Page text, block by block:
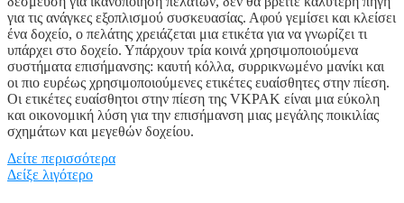
για τις ανάγκες εξοπλισμού συσκευασίας. Αφού γεμίσει και κλείσει
ένα δοχείο, ο πελάτης χρειάζεται μια ετικέτα για να γνωρίζει τι
υπάρχει στο δοχείο. Υπάρχουν τρία κοινά χρησιμοποιούμενα
συστήματα επισήμανσης: καυτή κόλλα, συρρικνωμένο μανίκι και
οι πιο ευρέως χρησιμοποιούμενες ετικέτες ευαίσθητες στην πίεση.
Οι ετικέτες ευαίσθητοι στην πίεση της VKPAK είναι μια εύκολη
και οικονομική λύση για την επισήμανση μιας μεγάλης ποικιλίας
σχημάτων και μεγεθών δοχείου.
Οι ετικέτες VKPAK που είναι ευαίσθητοι στην πίεση διατίθενται
σε επιτραπέζιο επίπεδο εισόδου, μεταφορικά που τροφοδοτούνται
Δείτε περισσότερα
Δείξε λιγότερο